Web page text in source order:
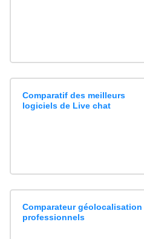
Comparatif des meilleurs
logiciels de Live chat
Comparateur géolocalisation
professionnels